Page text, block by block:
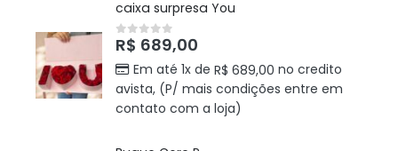
caixa surpresa You
0out of 5
R$ 689,00
Em até 1x de R$ 689,00 no credito
avista, (P/ mais condições entre em
contato com a loja)